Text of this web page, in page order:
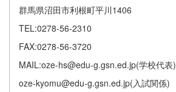
群馬県沼田市利根町平川1406
TEL:0278-56-2310
FAX:0278-56-3720
MAIL:oze-hs@edu-g.gsn.ed.jp(学校代表)
oze-kyomu@edu-g.gsn.ed.jp(入試関係)